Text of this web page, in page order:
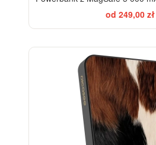
od 249,00 zł